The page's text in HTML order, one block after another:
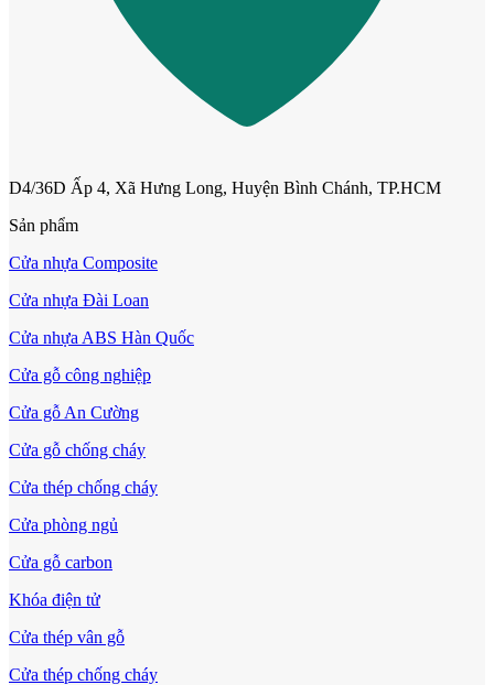
D4/36D Ấp 4, Xã Hưng Long, Huyện Bình Chánh, TP.HCM
Sản phẩm
Cửa nhựa Composite
Cửa nhựa Đài Loan
Cửa nhựa ABS Hàn Quốc
Cửa gỗ công nghiệp
Cửa gỗ An Cường
Cửa gỗ chống cháy
Cửa thép chống cháy
Cửa phòng ngủ
Cửa gỗ carbon
Khóa điện tử
Cửa thép vân gỗ
Cửa thép chống cháy